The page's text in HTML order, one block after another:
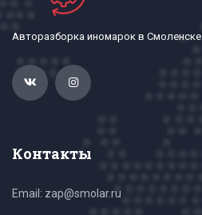
Авторазборка иномарок в Смоленске
Контакты
Email: zap@smolar.ru